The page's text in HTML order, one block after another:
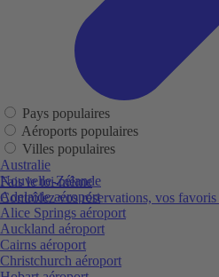
Fais le toi-même
Contrôlez vos réservations, vos favoris
Pays populaires
Aéroports populaires
Villes populaires
Australie
Nouvelle-Zélande
Adelaide aéroport
Alice Springs aéroport
Auckland aéroport
Cairns aéroport
Christchurch aéroport